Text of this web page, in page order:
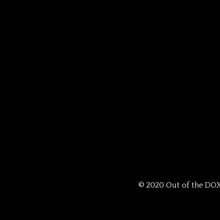
© 2020 Out of the